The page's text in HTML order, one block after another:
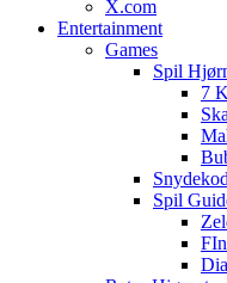
X.com
Entertainment
Games
Spil
7
Spil